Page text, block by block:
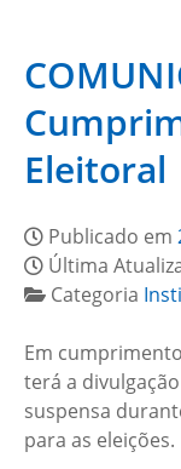
Eleitoral
Publicado em
Última
Categoria
Em
terá a
suspensa
para as eleições.